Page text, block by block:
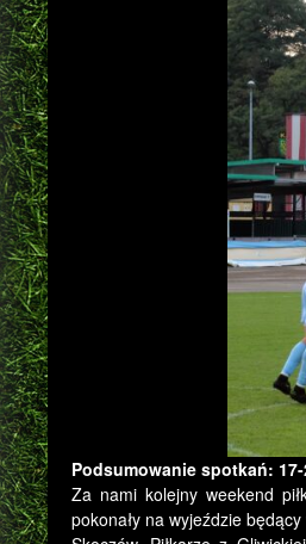
Podsumowanie spotkań: 17-
Za nami kolejny weekend
pokonały na wyjeździe